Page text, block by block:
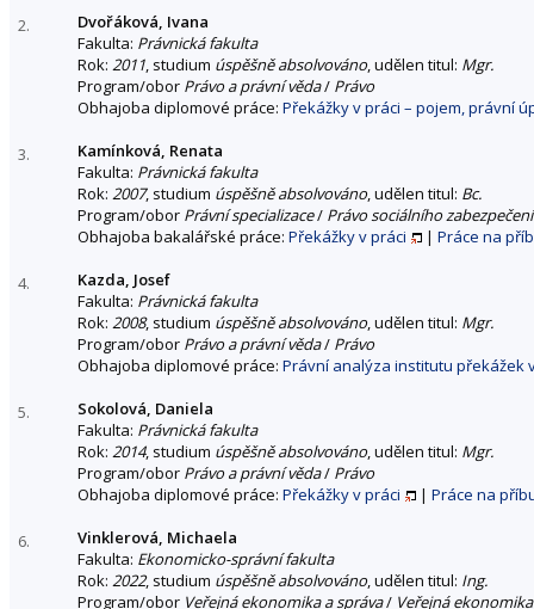
2.
Dvořáková, Ivana
Fakulta: Právnická fakulta
Rok: 2011, studium úspěšně absolvováno, udělen titul: Mgr.
Program/obor Právo a právní věda/ Právo
Obhajoba diplomové práce: Překážky v práci – pojem, právní
3.
Kamínková, Renata
Fakulta: Právnická fakulta
Rok: 2007, studium úspěšně absolvováno, udělen titul: Bc.
Program/obor Právní specializace/ Právo sociálního zabezpečení
Obhajoba bakalářské práce: Překážky v práci | Práce na
4.
Kazda, Josef
Fakulta: Právnická fakulta
Rok: 2008, studium úspěšně absolvováno, udělen titul: Mgr.
Program/obor Právo a právní věda/ Právo
Obhajoba diplomové práce: Právní analýza institutu překážek
5.
Sokolová, Daniela
Fakulta: Právnická fakulta
Rok: 2014, studium úspěšně absolvováno, udělen titul: Mgr.
Program/obor Právo a právní věda/ Právo
Obhajoba diplomové práce: Překážky v práci | Práce na
6.
Vinklerová, Michaela
Fakulta: Ekonomicko-správní fakulta
Rok: 2022, studium úspěšně absolvováno, udělen titul: Ing.
Program/obor Veřejná ekonomika a správa/ Veřejná